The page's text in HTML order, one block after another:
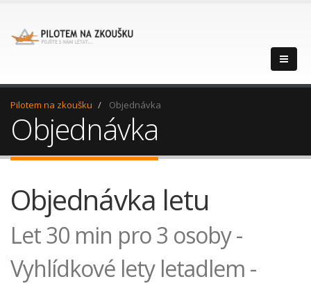
Pilotem na zkoušku Objednávka
Objednávka
Objednávka letu
Let 30 min pro 3 osoby -
Vyhlídkové lety letadlem -